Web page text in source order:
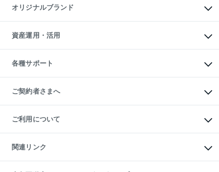
アパート経営
収益物件
ビル購入（ビル一棟）
投資用不動産の売却査定
事業用不動産の売却査定
マンションライブラリー
人気マンションランキング
暮らしに役立つ不動産メディア
不動産相場・不動産価格情報
不動産コラム・ニュース
不動産用語集
不動産なんでもネット相談室
住まいの税金
オリジナルブランド
一棟リノベーションマンション
L`GENTE（ルジェンテ）
区分リノベーションマンション
投資用一棟レジデンスWELL
不動産小口投資
LEGACIA（レガシア）
資産運用・活用
不動産M&A
アセットマネジメント・出資
各種サポート
相続サポート
リフォームサポート
ご契約者さまへ
ご紹介・再契約特典
入居者様専用-各種ご案内（賃貸）
東急こすもす会「こすもすWeb」
ご利用について
金融商品取引について
東急リバブル ソーシャルメディアポリシー
ご意見・お問い合わせ（金融商品取引専用の相談・お問い合わせ窓口）
関連リンク